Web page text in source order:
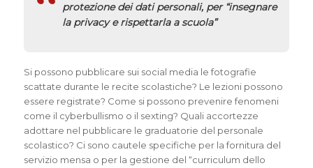
protezione dei dati personali, per “insegnare
la privacy e rispettarla a scuola”
Si possono pubblicare sui social media le fotografie
scattate durante le recite scolastiche? Le lezioni possono
essere registrate? Come si possono prevenire fenomeni
come il cyberbullismo o il sexting? Quali accortezze
adottare nel pubblicare le graduatorie del personale
scolastico? Ci sono cautele specifiche per la fornitura del
servizio mensa o per la gestione del “curriculum dello